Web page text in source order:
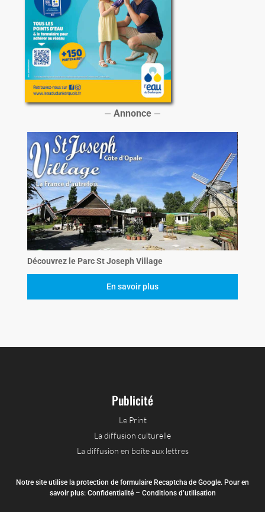
Annonce
Découvrez le Parc St Joseph Village
En savoir plus
Publicité
Le Print
La diffusion culturelle
La diffusion en boîte aux lettres
Notre site utilise la protection de formulaire Recaptcha de Google. Pour en
savoir plus: Confidentialité– Conditions d’utilisation